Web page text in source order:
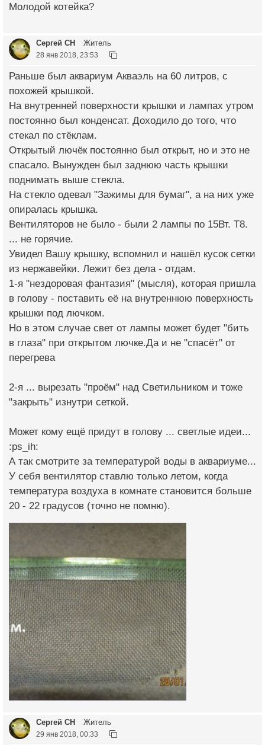
Молодой котейка?
Сергей СН Житель
28 янв 2018, 23:53
Раньше был аквариум Акваэль на 60 литров, с
похожей крышкой.
На внутренней поверхности крышки и лампах утром
постоянно был конденсат. Доходило до того, что
стекал по стёклам.
Открытый лючёк постоянно был открыт, но и это не
спасало. Вынужден был заднюю часть крышки
поднимать выше стекла.
На стекло одевал "Зажимы для бумаг", а на них уже
опиралась крышка.
Вентиляторов не было - были 2 лампы по 15Вт. Т8.
... не горячие.
Увидел Вашу крышку, вспомнил и нашёл кусок сетки
из нержавейки. Лежит без дела - отдам.
1-я "нездоровая фантазия" (мысля), которая пришла
в голову - поставить её на внутреннюю поверхность
крышки под лючком.
Но в этом случае свет от лампы может будет "бить
в глаза" при открытом лючке.Да и не "спасёт" от
перегрева
2-я ... вырезать "проём" над Светильником и тоже
"закрыть" изнутри сеткой.
Может кому ещё придут в голову ... светлые идеи...
:ps_ih:
А так смотрите за температурой воды в аквариуме...
У себя вентилятор ставлю только летом, когда
температура воздуха в комнате становится больше
20 - 22 градусов (точно не помню).
Сергей СН Житель
29 янв 2018, 00:33